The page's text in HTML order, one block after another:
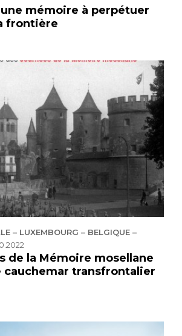
mémoire à perpétuer
frontière
– LUXEMBOURG – BELGIQUE –
de la Mémoire mosellane
cauchemar transfrontalier